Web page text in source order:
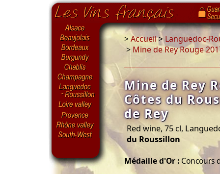
>Accueil>Languedoc-
> Mine de Rey Rouge
Mine de Rey
Côtes du
de Rey
Red wine, 75 cl,
du Roussillon
Médaille d'Or : Concours